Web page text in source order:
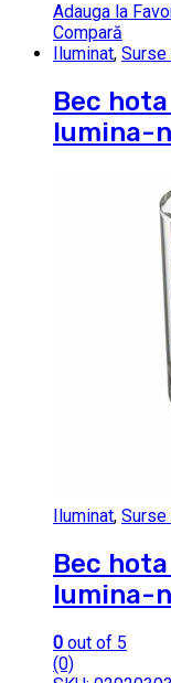
Adauga la
Compară
Iluminat, Surse
Bec hota
lumina-
Iluminat, Surse
Bec hota
lumina-
0 out of 5
(0)